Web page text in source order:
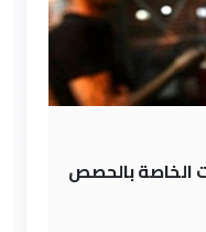
الخاصة بالحصص